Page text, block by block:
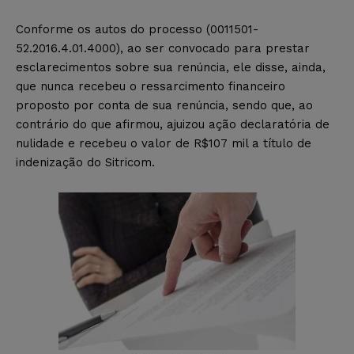
Conforme os autos do processo (0011501-
52.2016.4.01.4000), ao ser convocado para prestar
esclarecimentos sobre sua renúncia, ele disse, ainda,
que nunca recebeu o ressarcimento financeiro
proposto por conta de sua renúncia, sendo que, ao
contrário do que afirmou, ajuizou ação declaratória de
nulidade e recebeu o valor de R$107 mil a título de
indenização do Sitricom.